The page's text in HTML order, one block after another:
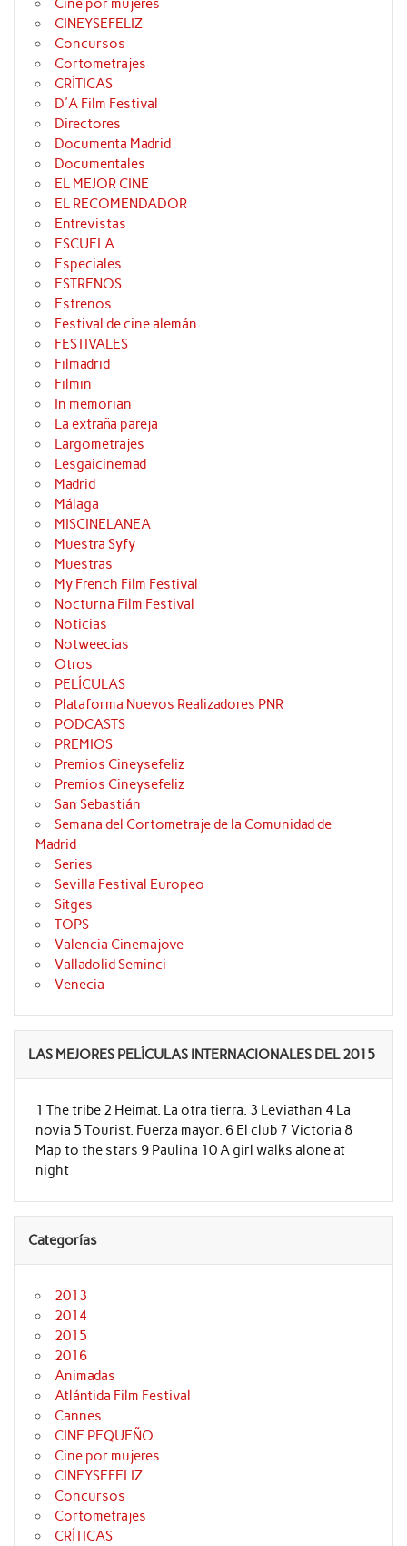
Cine por mujeres
CINEYSEFELIZ
Concursos
Cortometrajes
CRÍTICAS
D'A Film Festival
Directores
Documenta Madrid
Documentales
EL MEJOR CINE
EL RECOMENDADOR
Entrevistas
ESCUELA
Especiales
ESTRENOS
Estrenos
Festival de cine alemán
FESTIVALES
Filmadrid
Filmin
In memorian
La extraña pareja
Largometrajes
Lesgaicinemad
Madrid
Málaga
MISCINELANEA
Muestra Syfy
Muestras
My French Film Festival
Nocturna Film Festival
Noticias
Notweecias
Otros
PELÍCULAS
Plataforma Nuevos Realizadores PNR
PODCASTS
PREMIOS
Premios Cineysefeliz
Premios Cineysefeliz
San Sebastián
Semana del Cortometraje de la Comunidad de
Madrid
Series
Sevilla Festival Europeo
Sitges
TOPS
Valencia Cinemajove
Valladolid Seminci
Venecia
LAS MEJORES PELÍCULAS INTERNACIONALES DEL 2015
1 The tribe 2 Heimat. La otra tierra. 3 Leviathan 4 La
novia 5 Tourist. Fuerza mayor. 6 El club 7 Victoria 8
Map to the stars 9 Paulina 10 A girl walks alone at
night
Categorías
2013
2014
2015
2016
Animadas
Atlántida Film Festival
Cannes
CINE PEQUEÑO
Cine por mujeres
CINEYSEFELIZ
Concursos
Cortometrajes
CRÍTICAS